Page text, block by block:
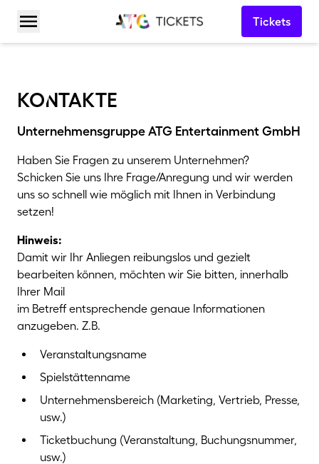
Menü öffnen
Tickets
koNtakte
Unternehmensgruppe ATG Entertainment GmbH
Haben Sie Fragen zu unserem Unternehmen?
Schicken Sie uns Ihre Frage/Anregung und wir werden
uns so schnell wie möglich mit Ihnen in Verbindung
setzen!
Hinweis:
Damit wir Ihr Anliegen reibungslos und gezielt
bearbeiten können, möchten wir Sie bitten, innerhalb
Ihrer Mail
im Betreff entsprechende genaue Informationen
anzugeben. Z.B.
Veranstaltungsname
Spielstättenname
Unternehmensbereich (Marketing, Vertrieb, Presse,
usw.)
Ticketbuchung (Veranstaltung, Buchungsnummer,
usw.)